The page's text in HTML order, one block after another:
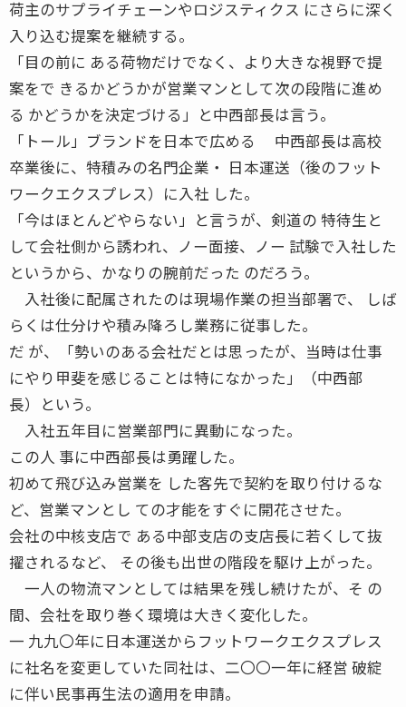
荷主のサプライチェーンやロジスティクス にさらに深く
入り込む提案を継続する。
「目の前に ある荷物だけでなく、より大きな視野で提
案をで きるかどうかが営業マンとして次の段階に進め
る かどうかを決定づける」と中西部長は言う。
「トール」ブランドを日本で広める 中西部長は高校
卒業後に、特積みの名門企業・ 日本運送（後のフット
ワークエクスプレス）に入社 した。
「今はほとんどやらない」と言うが、剣道の 特待生と
して会社側から誘われ、ノー面接、ノー 試験で入社した
というから、かなりの腕前だった のだろう。
入社後に配属されたのは現場作業の担当部署で、 しば
らくは仕分けや積み降ろし業務に従事した。
だ が、「勢いのある会社だとは思ったが、当時は仕事
にやり甲斐を感じることは特になかった」（中西部
長）という。
入社五年目に営業部門に異動になった。
この人 事に中西部長は勇躍した。
初めて飛び込み営業を した客先で契約を取り付けるな
ど、営業マンとし ての才能をすぐに開花させた。
会社の中核支店で ある中部支店の支店長に若くして抜
擢されるなど、 その後も出世の階段を駆け上がった。
一人の物流マンとしては結果を残し続けたが、そ の
間、会社を取り巻く環境は大きく変化した。
一 九九〇年に日本運送からフットワークエクスプレス
に社名を変更していた同社は、二〇〇一年に経営 破綻
に伴い民事再生法の適用を申請。